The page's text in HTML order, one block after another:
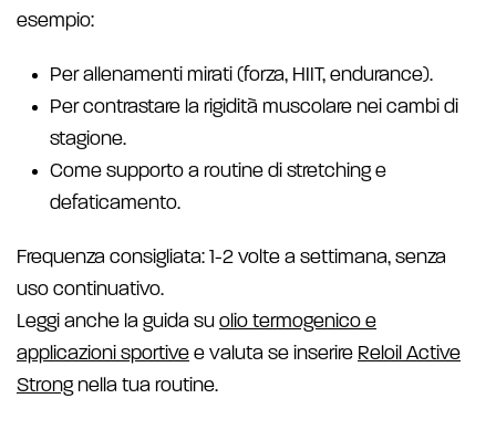
esempio:
Per allenamenti mirati (forza, HIIT, endurance).
Per contrastare la rigidità muscolare nei cambi di
stagione.
Come supporto a routine di stretching e
defaticamento.
Frequenza consigliata: 1-2 volte a settimana, senza
uso continuativo.
Leggi anche la guida su olio termogenico e
applicazioni sportive e valuta se inserire Reloil Active
Strongnella tua routine.